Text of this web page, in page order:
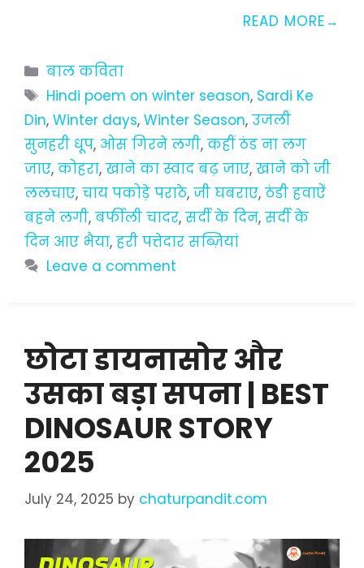
READ MORE
Categories
बाल कविता
Tags
Hindi poem on winter season, Sardi Ke
Din, Winter days, Winter Season, उजली
सुनहरी धूप, ओस गिरने लगी, कहीं ठंड ना लग
जाए, कोहरा, खाने का स्वाद बढ़ जाए, खाने को जी
ललचाए, चाय पकोड़े पराठे, जी घबराए, ठंडी हवाऐं
बहने लगी, बर्फीली चादर, सर्दी के दिन, सर्दी के
दिन आए भैया, हरी पत्तेदार सब्ज़ियां
Leave a comment
छोटा डायनासोर और
उसका बड़ा सपना | BEST
DINOSAUR STORY
2025
July 24, 2025 by chaturpandit.com